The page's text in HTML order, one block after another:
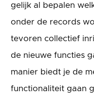
gelijk al bepalen
onder de records
tevoren collectief
de nieuwe functies
manier biedt je de
functionaliteit gaan